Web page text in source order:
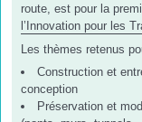
route, est pour la
l’Innovation pour les
Les thèmes retenus
Construction et
conception
Préservation et